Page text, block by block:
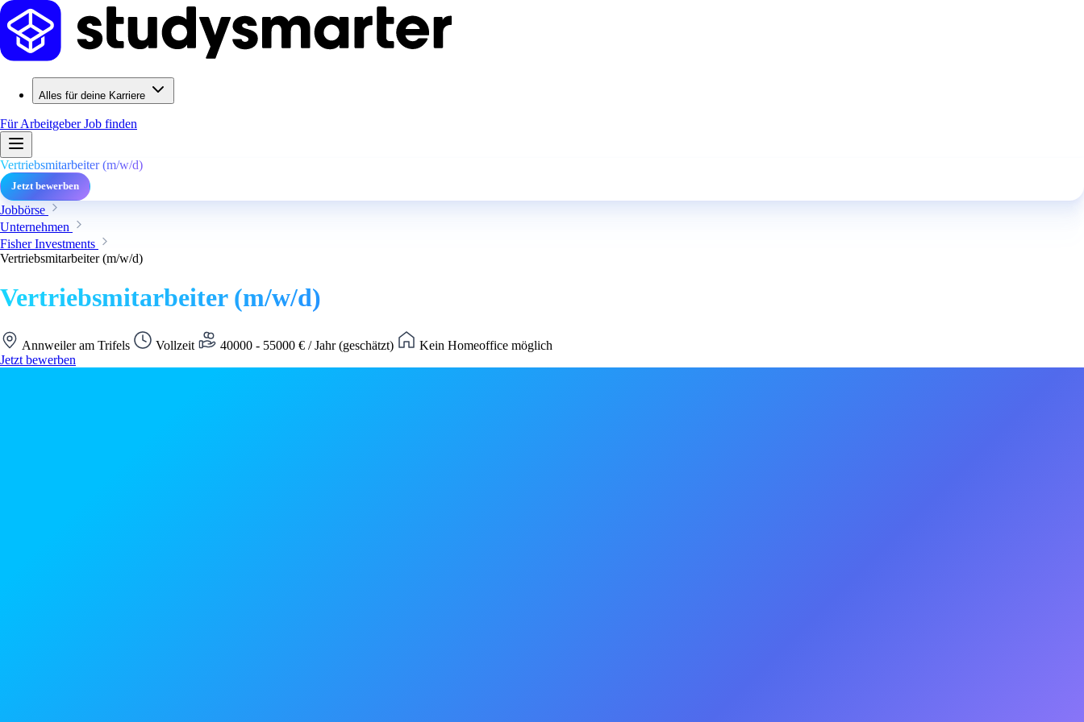
Alles für deine Karriere
Für ArbeitgeberJob finden
Vertriebsmitarbeiter (m/w/d)
Jetzt bewerben
Jobbörse
Unternehmen
Fisher Investments
Vertriebsmitarbeiter (m/w/d)
Vertriebsmitarbeiter (m/w/d)
Annweiler am Trifels Vollzeit 40000 - 55000 € / Jahr (geschätzt)
Kein Homeoffice möglich
Jetzt bewerben